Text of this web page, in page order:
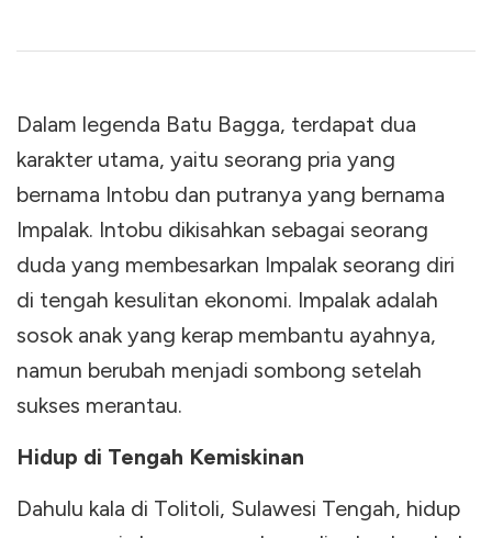
Dalam legenda Batu Bagga, terdapat dua
karakter utama, yaitu seorang pria yang
bernama Intobu dan putranya yang bernama
Impalak. Intobu dikisahkan sebagai seorang
duda yang membesarkan Impalak seorang diri
di tengah kesulitan ekonomi. Impalak adalah
sosok anak yang kerap membantu ayahnya,
namun berubah menjadi sombong setelah
sukses merantau.
Hidup di Tengah Kemiskinan
Dahulu kala di Tolitoli, Sulawesi Tengah, hidup